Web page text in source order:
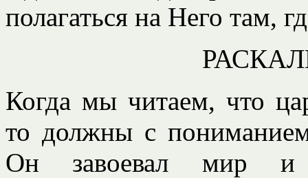
полагаться на Него там,
Когда мы читаем, что
то должны с пониманием
Он завоевал мир и